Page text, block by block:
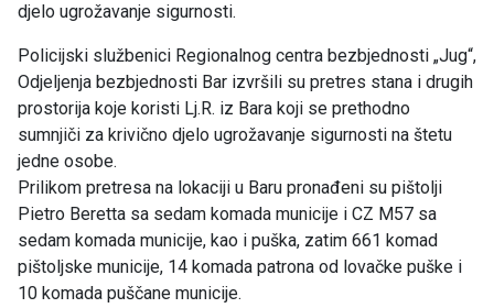
djelo ugrožavanje sigurnosti.
Policijski službenici Regionalnog centra bezbjednosti „Jug“,
Odjeljenja bezbjednosti Bar izvršili su pretres stana i drugih
prostorija koje koristi Lj.R. iz Bara koji se prethodno
sumnjiči za krivično djelo ugrožavanje sigurnosti na štetu
jedne osobe.
Prilikom pretresa na lokaciji u Baru pronađeni su pištolji
Pietro Beretta sa sedam komada municije i CZ M57 sa
sedam komada municije, kao i puška, zatim 661 komad
pištoljske municije, 14 komada patrona od lovačke puške i
10 komada puščane municije.